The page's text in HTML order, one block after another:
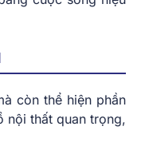
còn thể hiện phần
nội thất quan trọng,